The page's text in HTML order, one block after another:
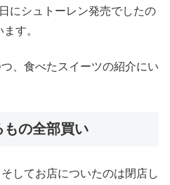
にシュトーレン発売でしたの
す。
、食べたスイーツの紹介にい
もの全部買い
してお店についたのは閉店し